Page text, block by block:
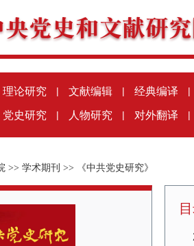
理论研究 | 文献编辑 | 经典编译 |
党史研究 | 人物研究 | 对外翻译 |
>> 学术期刊 >> 《中共党史研究》